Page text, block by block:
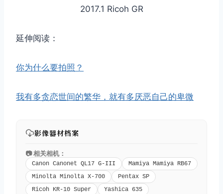
2017.1 Ricoh GR
延伸阅读：
你为什么要拍照？
我有多贪恋世间的繁华，就有多厌恶自己的卑微
影像器材档案
📷 相关相机：
Canon Canonet QL17 G-III
Mamiya Mamiya RB67
Minolta Minolta X-700
Pentax SP
Ricoh KR-10 Super
Yashica 635